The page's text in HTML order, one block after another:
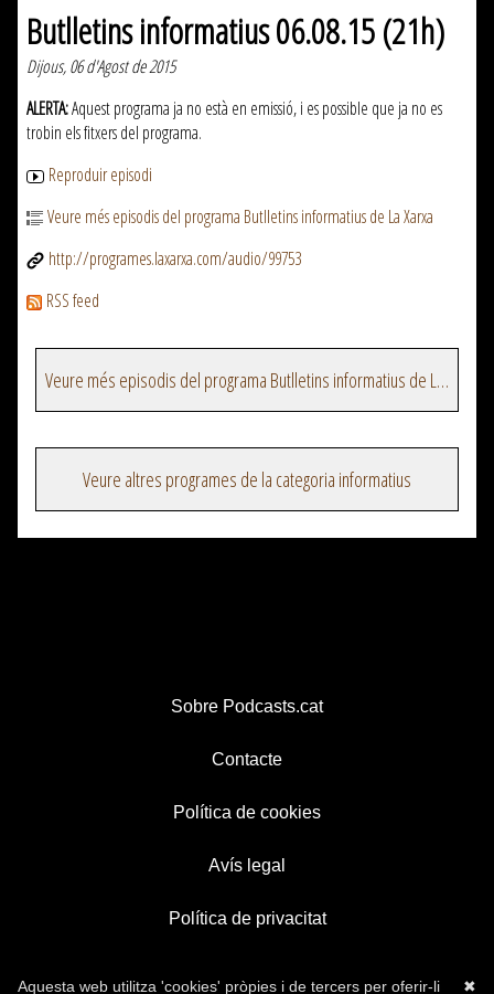
Butlletins informatius 06.08.15 (21h)
Dijous, 06 d'Agost de 2015
ALERTA:Aquest programa ja no està en emissió, i es possible que ja no es
trobin els fitxers del programa.
Reproduir episodi
Veure més episodis del programa Butlletins informatius de La Xarxa
http://programes.laxarxa.com/audio/99753
RSS feed
Veure més episodis del programa Butlletins informatius de La Xarxa
Veure altres programes de la categoria informatius
Sobre Podcasts.cat
Contacte
Política de cookies
Avís legal
Política de privacitat
✖
Aquesta web utilitza 'cookies' pròpies i de tercers per oferir-li